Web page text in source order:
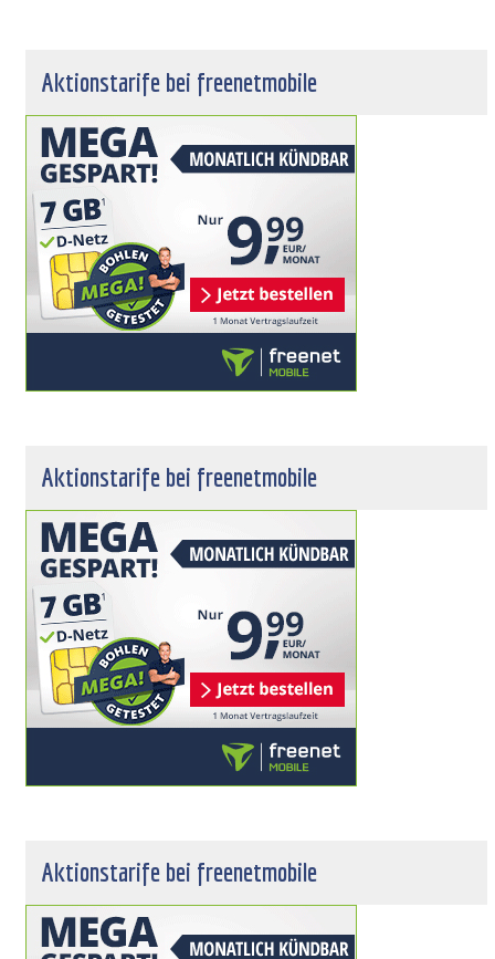
Aktionstarife bei freenetmobile
Aktionstarife bei freenetmobile
Aktionstarife bei freenetmobile